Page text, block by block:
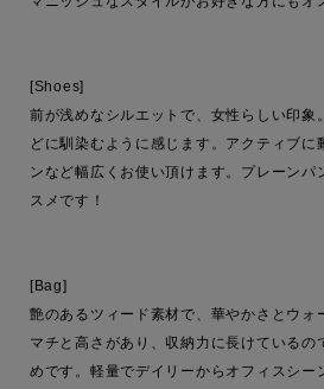
[Shoes]
前が浅めなシルエットで、女性らしい印象
どに馴染むように感じます。アクティブに
ンなど幅広くお使い頂けます。プレーンパ
スメです！
[Bag]
艶のあるツィード素材で、華やかさとウォ
マチと高さがあり、収納力に長けているの
めです。軽量でデイリーからオフィスシー